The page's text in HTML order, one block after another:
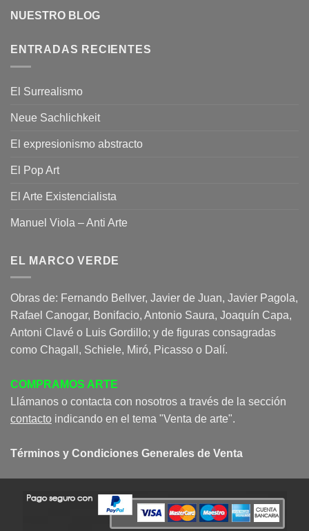
NUESTRO BLOG
ENTRADAS RECIENTES
El Surrealismo
Neue Sachlichkeit
El expresionismo abstracto
El Pop Art
El Arte Existencialista
Manuel Viola – Anti Arte
EL MARCO VERDE
Obras de: Fernando Bellver, Javier de Juan, Javier Pagola,
Rafael Canogar, Bonifacio, Antonio Saura, Joaquín Capa,
Antoni Clavé o Luis Gordillo; y de figuras consagradas
como Chagall, Schiele, Miró, Picasso o Dalí.
COMPRAMOS ARTE
Llámanos o contacta con nosotros a través de la sección
contacto indicando en el tema "Venta de arte".
Términos y Condiciones Generales de Venta